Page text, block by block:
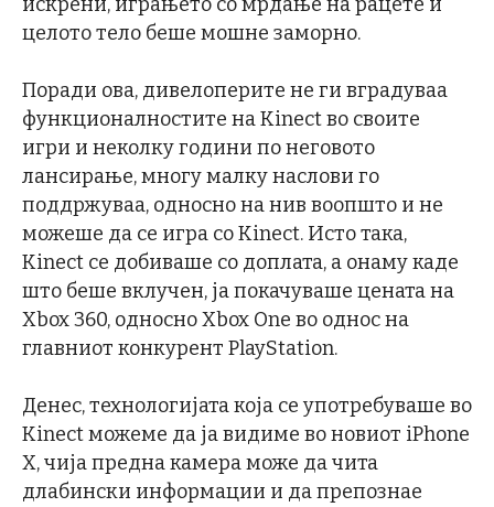
целото тело беше мошне заморно.
Поради ова, дивелоперите не ги вградуваа
функционалностите на Kinect во своите
игри и неколку години по неговото
лансирање, многу малку наслови го
поддржуваа, односно на нив воопшто и не
можеше да се игра со Kinect. Исто така,
Kinect се добиваше со доплата, а онаму каде
што беше вклучен, ја покачуваше цената на
Xbox 360, односно Xbox One во однос на
главниот конкурент PlayStation.
Денес, технологијата која се употребуваше во
Kinect можеме да ја видиме во новиот iPhone
X, чија предна камера може да чита
длабински информации и да препознае